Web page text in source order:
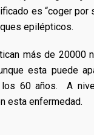
es “coger
epilépticos.
más de 20000
esta puede
60 años. A
esta enfermedad.